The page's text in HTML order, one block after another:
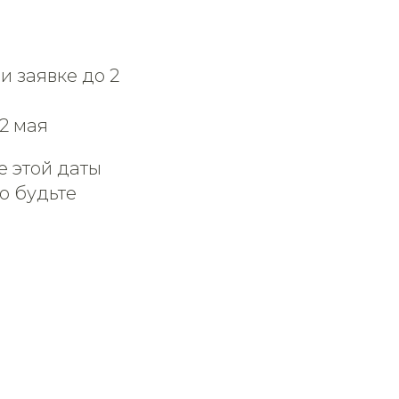
заявке до 2
мая
этой даты
будьте